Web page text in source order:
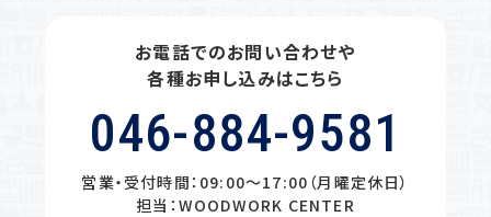
お電話でのお問い合わせや
各種お申し込みはこちら
046-884-9581
営業・受付時間：09:00〜17:00（月曜定休日）
担当：WOODWORK CENTER